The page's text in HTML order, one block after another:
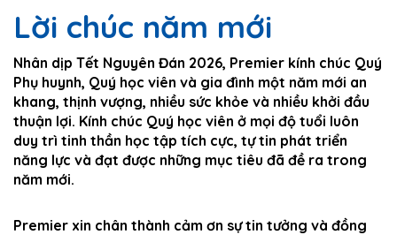
Lời chúc năm mới
Nhân dịp Tết Nguyên Đán 2026, Premier kính chúc Quý
Phụ huynh, Quý học viên và gia đình một năm mới an
khang, thịnh vượng, nhiều sức khỏe và nhiều khởi đầu
thuận lợi. Kính chúc Quý học viên ở mọi độ tuổi luôn
duy trì tinh thần học tập tích cực, tự tin phát triển
năng lực và đạt được những mục tiêu đã đề ra trong
năm mới.
Premier xin chân thành cảm ơn sự tin tưởng và đồng